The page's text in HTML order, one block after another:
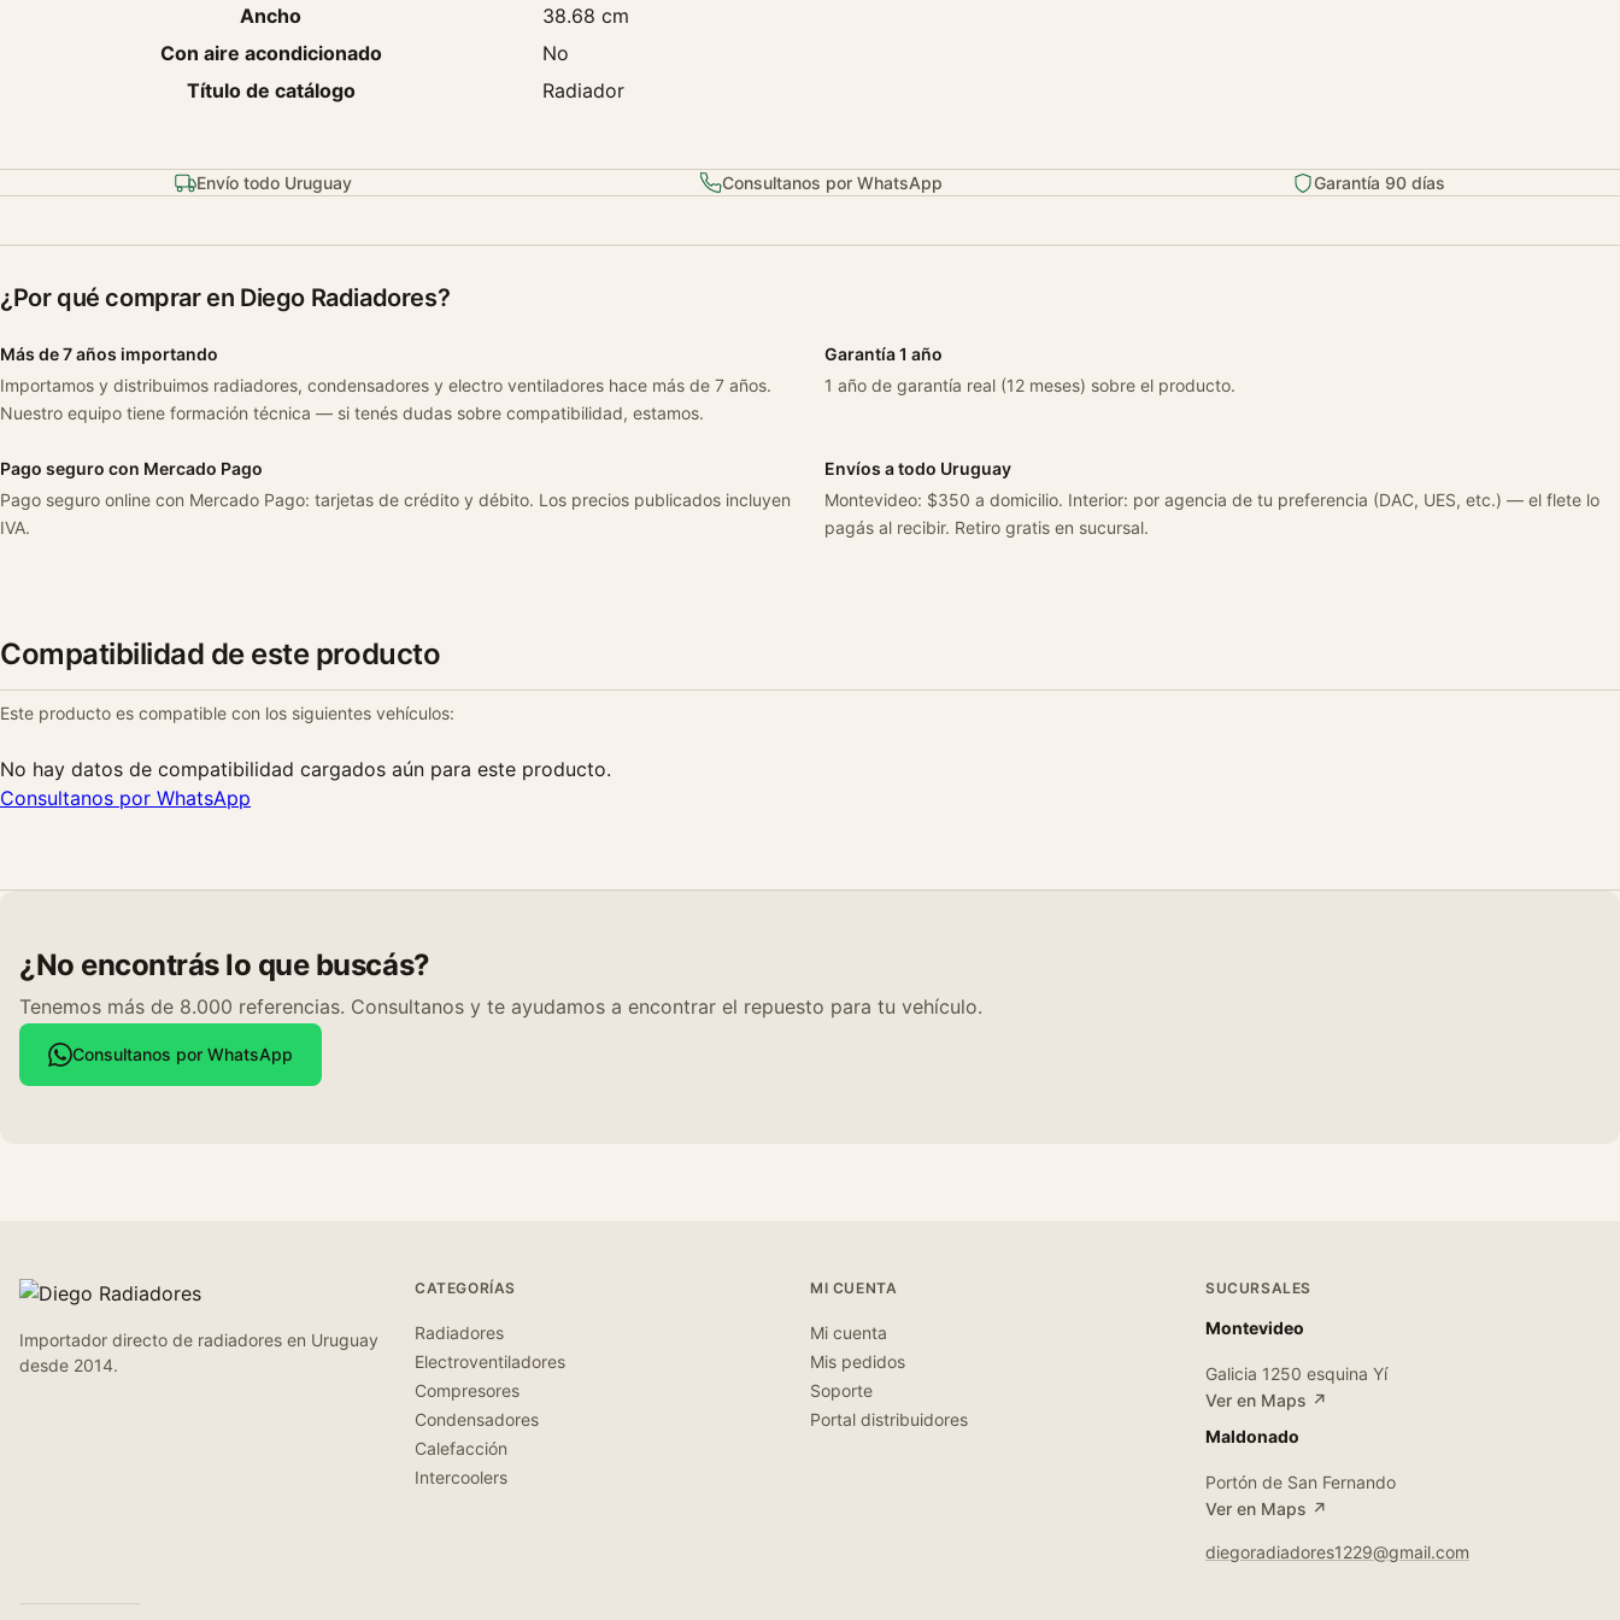
4
c
Ancho
38.68 cm
Con aire acondicionado
No
Título de catálogo
Radiador
Envío todo Uruguay Consultanos por WhatsApp Garantía 90 días
¿Por qué comprar en Diego Radiadores?
Más de 7 años importando
Importamos y distribuimos radiadores, condensadores y electro ventiladores hace más de 7 años.
Nuestro equipo tiene formación técnica — si tenés dudas sobre compatibilidad, estamos.
Garantía 1 año
1 año de garantía real (12 meses) sobre el producto.
Pago seguro con Mercado Pago
Pago seguro online con Mercado Pago: tarjetas de crédito y débito. Los precios publicados incluyen
IVA.
Envíos a todo Uruguay
Montevideo: $350 a domicilio. Interior: por agencia de tu preferencia (DAC, UES, etc.) — el flete lo
pagás al recibir. Retiro gratis en sucursal.
Compatibilidad de este producto
Este producto es compatible con los siguientes vehículos:
No hay datos de compatibilidad cargados aún para este producto.
Consultanos por WhatsApp
¿No encontrás lo que buscás?
Tenemos más de 8.000 referencias. Consultanos y te ayudamos a encontrar el repuesto para tu vehículo.
Consultanos por WhatsApp
Importador directo de radiadores en Uruguay
desde 2014.
CATEGORÍAS
Radiadores
Electroventiladores
Compresores
Condensadores
Calefacción
Intercoolers
MI CUENTA
Mi cuenta
Mis pedidos
Soporte
Portal distribuidores
SUCURSALES
Montevideo
Galicia 1250 esquina Yí
Ver en Maps ↗
Maldonado
Portón de San Fernando
Ver en Maps ↗
diegoradiadores1229@gmail.com